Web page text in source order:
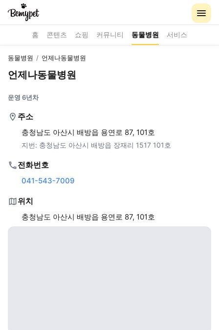
홈 콘텐츠 쇼핑 커뮤니티 동물병원 서비스
동물병원 / 언제나동물병원
언제나동물병원
운영 6년차
주소
충청남도 아산시 배방읍 용연로 87, 101호
지번: 충청남도 아산시 배방읍 장재리 1517 101호
전화번호
041-543-7009
위치
충청남도 아산시 배방읍 용연로 87, 101호